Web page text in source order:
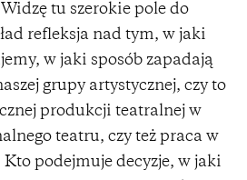
tu szerokie pole do
refleksja nad tym, w jaki
w jaki sposób zapadają
grupy artystycznej, czy to
produkcji teatralnej w
teatru, czy też praca w
podejmuje decyzje, w jaki